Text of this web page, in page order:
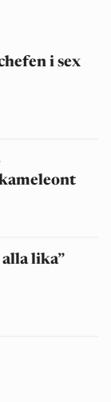
i sex
lika”